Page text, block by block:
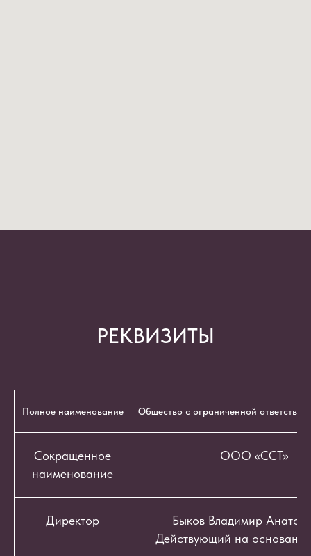
РЕКВИЗИТЫ
Полное наименование Общество с ограниченной
Сокращенное
наименование
ООО «ССТ»
Директор
Быков Владимир
Действующий на